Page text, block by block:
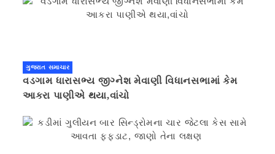
ગુજરાત સમાચાર
વડગામ ધારાસભ્ય જીગ્નેશ મેવાણી વિધાનસભામાં કેમ
આકરા પાણીએ થયા,વાંચો